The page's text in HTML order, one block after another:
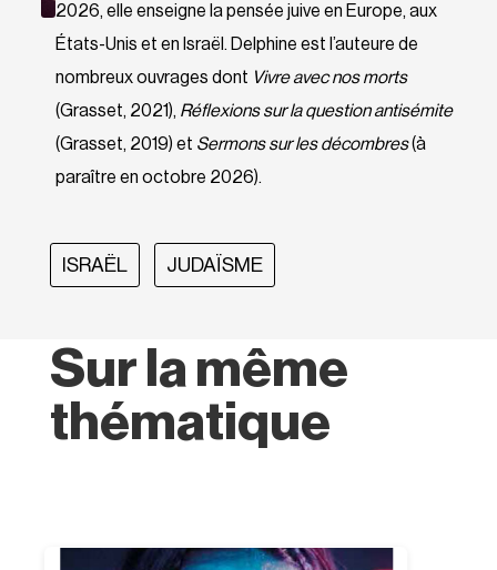
2026, elle enseigne la pensée juive en Europe, aux
États-Unis et en Israël. Delphine est l’auteure de
nombreux ouvrages dont Vivre avec nos morts
(Grasset, 2021), Réflexions sur la question antisémite
(Grasset, 2019) et Sermons sur les décombres(à
paraître en octobre 2026).
ISRAËL JUDAÏSME
Sur la même
thématique